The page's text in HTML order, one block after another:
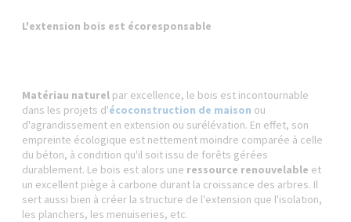
L'extension bois est écoresponsable
Matériau naturel par excellence, le bois est incontournable
dans les projets d'écoconstruction de maison ou
d'agrandissement en extension ou surélévation. En effet, son
empreinte écologique est nettement moindre comparée à celle
du béton, à condition qu'il soit issu de forêts gérées
durablement. Le bois est alors une ressource renouvelable et
un excellent piège à carbone durant la croissance des arbres. Il
sert aussi bien à créer la structure de l'extension que l'isolation,
les planchers, les menuiseries, etc.